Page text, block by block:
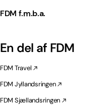
FDM f.m.b.a.
En del af FDM
FDM Travel
FDM Jyllandsringen
FDM Sjællandsringen